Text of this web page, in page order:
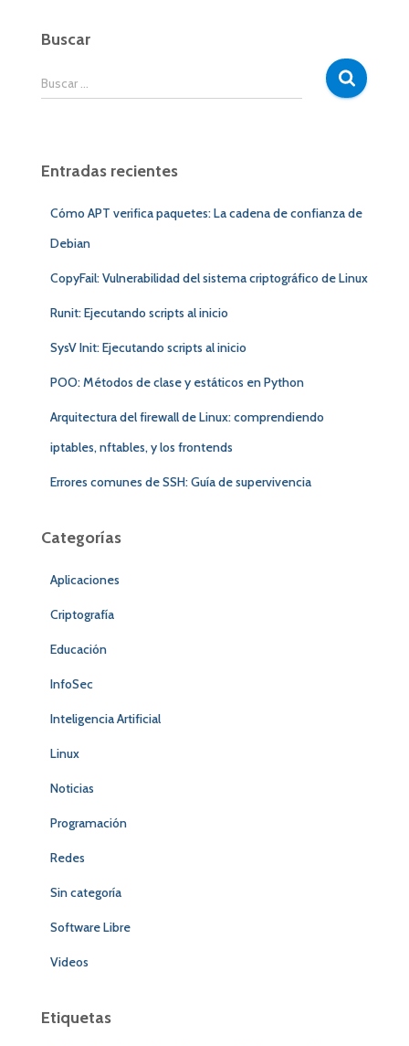
Buscar
B
u
r
Buscar …
Entradas recientes
Cómo APT verifica paquetes: La cadena de confianza de
Debian
CopyFail: Vulnerabilidad del sistema criptográfico de Linux
Runit: Ejecutando scripts al inicio
SysV Init: Ejecutando scripts al inicio
POO: Métodos de clase y estáticos en Python
Arquitectura del firewall de Linux: comprendiendo
iptables, nftables, y los frontends
Errores comunes de SSH: Guía de supervivencia
Categorías
Aplicaciones
Criptografía
Educación
InfoSec
Inteligencia Artificial
Linux
Noticias
Programación
Redes
Sin categoría
Software Libre
Videos
Etiquetas